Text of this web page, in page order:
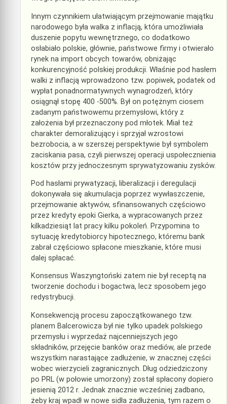
Innym czynnikiem ułatwiającym przejmowanie majątku
narodowego była walka z inflacją, która umożliwiała
duszenie popytu wewnętrznego, co dodatkowo
osłabiało polskie, głównie, państwowe firmy i otwierało
rynek na import obcych towarów, obniżając
konkurencyjność polskiej produkcji. Właśnie pod hasłem
walki z inflacją wprowadzono tzw. popiwek, podatek od
wypłat ponadnormatywnych wynagrodzeń, który
osiągnął stopę 400 -500%. Był on potężnym ciosem
zadanym państwowemu przemysłowi, który z
założenia był przeznaczony pod młotek. Miał też
charakter demoralizujący i sprzyjał wzrostowi
bezrobocia, a w szerszej perspektywie był symbolem
zaciskania pasa, czyli pierwszej operacji uspołecznienia
kosztów przy jednoczesnym sprywatyzowaniu zysków.
Pod hasłami prywatyzacji, liberalizacji i deregulacji
dokonywała się akumulacja poprzez wywłaszczenie,
przejmowanie aktywów, sfinansowanych częściowo
przez kredyty epoki Gierka, a wypracowanych przez
kilkadziesiąt lat pracy kilku pokoleń. Przypomina to
sytuację kredytobiorcy hipotecznego, któremu bank
zabrał częściowo spłacone mieszkanie, które musi
dalej spłacać.
Konsensus Waszyngtoński zatem nie był receptą na
tworzenie dochodu i bogactwa, lecz sposobem jego
redystrybucji.
Konsekwencją procesu zapoczątkowanego tzw.
planem Balcerowicza był nie tylko upadek polskiego
przemysłu i wyprzedaż najcenniejszych jego
składników, przejęcie banków oraz mediów, ale przede
wszystkim narastające zadłużenie, w znacznej części
wobec wierzycieli zagranicznych. Dług odziedziczony
po PRL (w połowie umorzony) został spłacony dopiero
jesienią 2012 r. Jednak znacznie wcześniej zadbano,
żeby kraj wpadł w nowe sidła zadłużenia, tym razem o